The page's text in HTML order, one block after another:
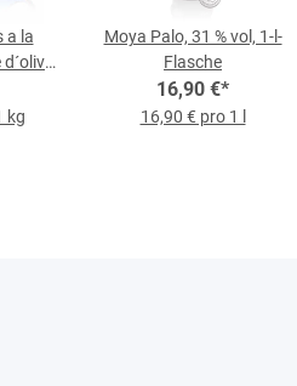
a la
kg
Moya Palo, 31 % vol, 1-l-
Flasche
16,90 €*
16,90 € pro 1 l